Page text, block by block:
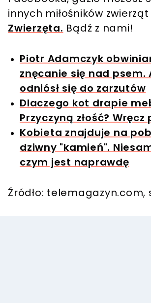
innych miłośników
Zwierzęta. Bądź z nami!
Piotr Adamczyk
znęcanie się nad psem.
odniósł się do zarzutów
Dlaczego kot drapie
Przyczyną złość?
Kobieta znajduje na
dziwny "kamień".
czym jest naprawdę
Źródło: telemagazyn.com,